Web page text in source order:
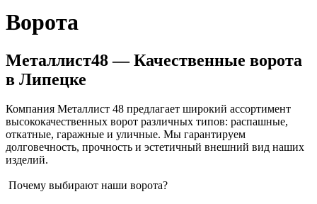
Ворота
Металлист48 — Качественные ворота
в Липецке
Компания Металлист 48 предлагает широкий ассортимент
высококачественных ворот различных типов: распашные,
откатные, гаражные и уличные. Мы гарантируем
долговечность, прочность и эстетичный внешний вид наших
изделий.
Почему выбирают наши ворота?